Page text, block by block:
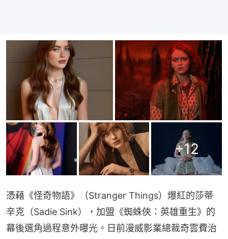
+12
憑藉《怪奇物語》（Stranger Things）爆紅的莎蒂
辛克（Sadie Sink），加盟《蜘蛛俠：英雄重生》的
幕後選角過程意外曝光。日前漫威影業總裁奇雲費治